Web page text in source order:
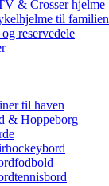
& Crosser hjelme
til familien
reservedele
til haven
& Hoppeborg